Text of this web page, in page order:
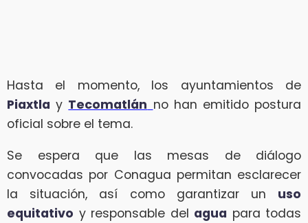
Hasta el momento, los ayuntamientos de
Piaxtla y Tecomatlán no han emitido postura
oficial sobre el tema.
Se espera que las mesas de diálogo
convocadas por Conagua permitan esclarecer
la situación, así como garantizar un uso
equitativo y responsable del agua para todas